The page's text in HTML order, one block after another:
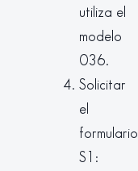
utiliza el
modelo
036.
Solicitar
el
formulario
S1: